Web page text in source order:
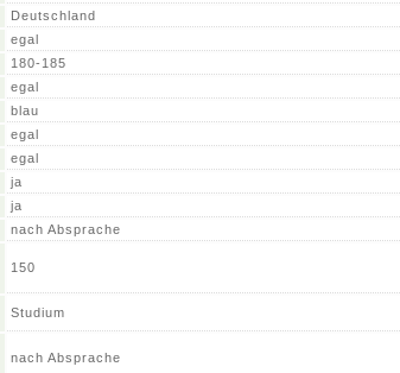
Deutschland
egal
180-185
egal
blau
egal
egal
ja
ja
nach Absprache
150
Studium
nach Absprache